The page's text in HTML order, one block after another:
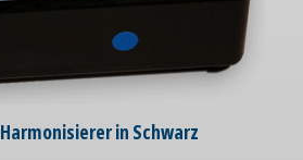
in Schwarz